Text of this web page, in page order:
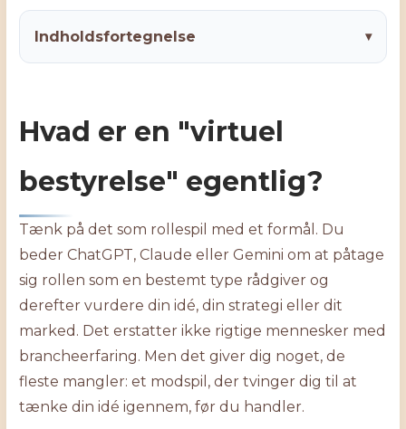
Indholdsfortegnelse ▾
Hvad er en "virtuel
bestyrelse" egentlig?
Tænk på det som rollespil med et formål. Du
beder ChatGPT, Claude eller Gemini om at påtage
sig rollen som en bestemt type rådgiver og
derefter vurdere din idé, din strategi eller dit
marked. Det erstatter ikke rigtige mennesker med
brancheerfaring. Men det giver dig noget, de
fleste mangler: et modspil, der tvinger dig til at
tænke din idé igennem, før du handler.